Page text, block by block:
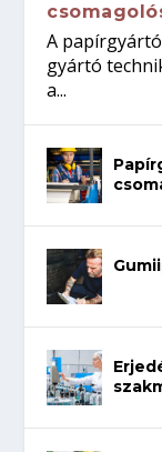
A
gyártó
a...